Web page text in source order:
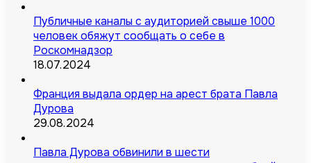
Публичные каналы с аудиторией свыше 1000
человек обяжут сообщать о себе в
Роскомнадзор
18.07.2024
Франция выдала ордер на арест брата Павла
Дурова
29.08.2024
Павла Дурова обвинили в шести